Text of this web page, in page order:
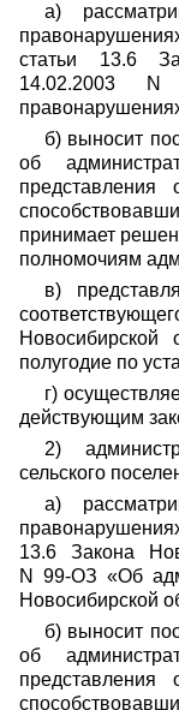
а)
статьи 13.6
14.02.2003 N
б) выносит
об
принимает
полномочиям
в)
Новосибирской
полугодие по
г)
действующим
2)
сельского
а)
13.6 Закона
N 99-ОЗ «Об
Новосибирской
б) выносит
об